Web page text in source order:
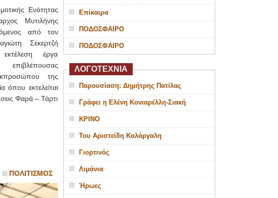
Ενότητας
Μυτιλήνης
από τον
Σεκερτζή
έργα
επιβλέπουσας
της
όπου εκτελείται
Φαρά – Τάρτι
ΠΟΛΙΤΙΣΜΟΣ
Επίκαιρα
ΠΟΔΟΣΦΑΙΡΟ
ΠΟΔΟΣΦΑΙΡΟ
ΛΟΓΟΤΕΧΝΙΑ
Παρουσίαση: Δημήτρης Πατίλας
Γράφει η Ελένη Κονιαρέλλη-Σιακή
ΚΡΙΝΟ
Του Αριστείδη Καλάργαλη
Γιορτινός
Λιμάνια
Ήρωες